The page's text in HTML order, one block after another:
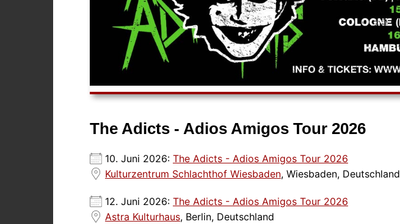
The Adicts - Adios Amigos Tour 2026
10. Juni 2026: The Adicts - Adios Amigos Tour 2026
Kulturzentrum Schlachthof Wiesbaden, Wiesbaden, Deutschland
12. Juni 2026: The Adicts - Adios Amigos Tour 2026
Astra Kulturhaus, Berlin, Deutschland